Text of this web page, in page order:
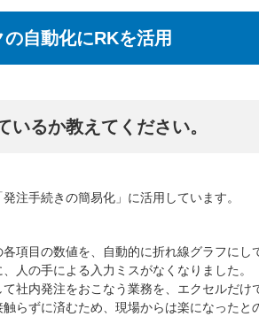
自動化にRKを活用
るか教えてください。
注手続きの簡易化」に活用しています。
項目の数値を、自動的に折れ線グラフにし
人の手による入力ミスがなくなりました。
社内発注をおこなう業務を、エクセルだけ
らずに済むため、現場からは楽になったと